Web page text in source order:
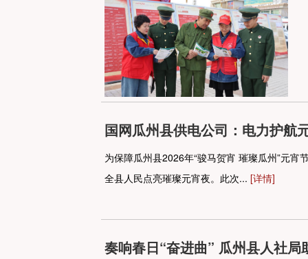
国网瓜州县供电公司：电力护航
为保障瓜州县2026年“骏马贺宵 璀璨瓜州”元
全县人民点亮璀璨元宵夜。此次... [详情]
奏响春日“奋进曲” 瓜州县人社局